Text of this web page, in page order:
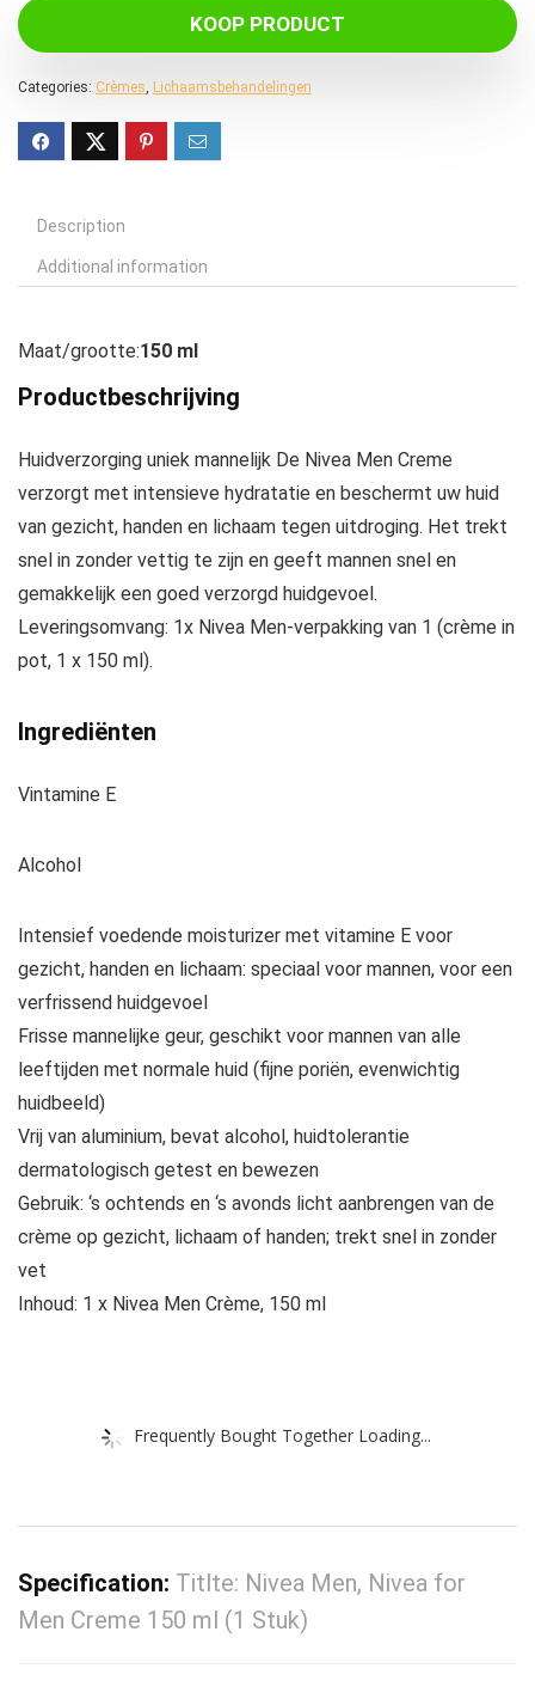
KOOP PRODUCT
Categories: Crèmes, Lichaamsbehandelingen
Description
Additional information
Maat/grootte:150 ml
Productbeschrijving
Huidverzorging uniek mannelijk De Nivea Men Creme
verzorgt met intensieve hydratatie en beschermt uw huid
van gezicht, handen en lichaam tegen uitdroging. Het trekt
snel in zonder vettig te zijn en geeft mannen snel en
gemakkelijk een goed verzorgd huidgevoel.
Leveringsomvang: 1x Nivea Men-verpakking van 1 (crème in
pot, 1 x 150 ml).
Ingrediënten
Vintamine E
Alcohol
Intensief voedende moisturizer met vitamine E voor
gezicht, handen en lichaam: speciaal voor mannen, voor een
verfrissend huidgevoel
Frisse mannelijke geur, geschikt voor mannen van alle
leeftijden met normale huid (fijne poriën, evenwichtig
huidbeeld)
Vrij van aluminium, bevat alcohol, huidtolerantie
dermatologisch getest en bewezen
Gebruik: ‘s ochtends en ‘s avonds licht aanbrengen van de
crème op gezicht, lichaam of handen; trekt snel in zonder
vet
Inhoud: 1 x Nivea Men Crème, 150 ml
Frequently Bought Together Loading...
Specification: Titlte: Nivea Men, Nivea for
Men Creme 150 ml (1 Stuk)